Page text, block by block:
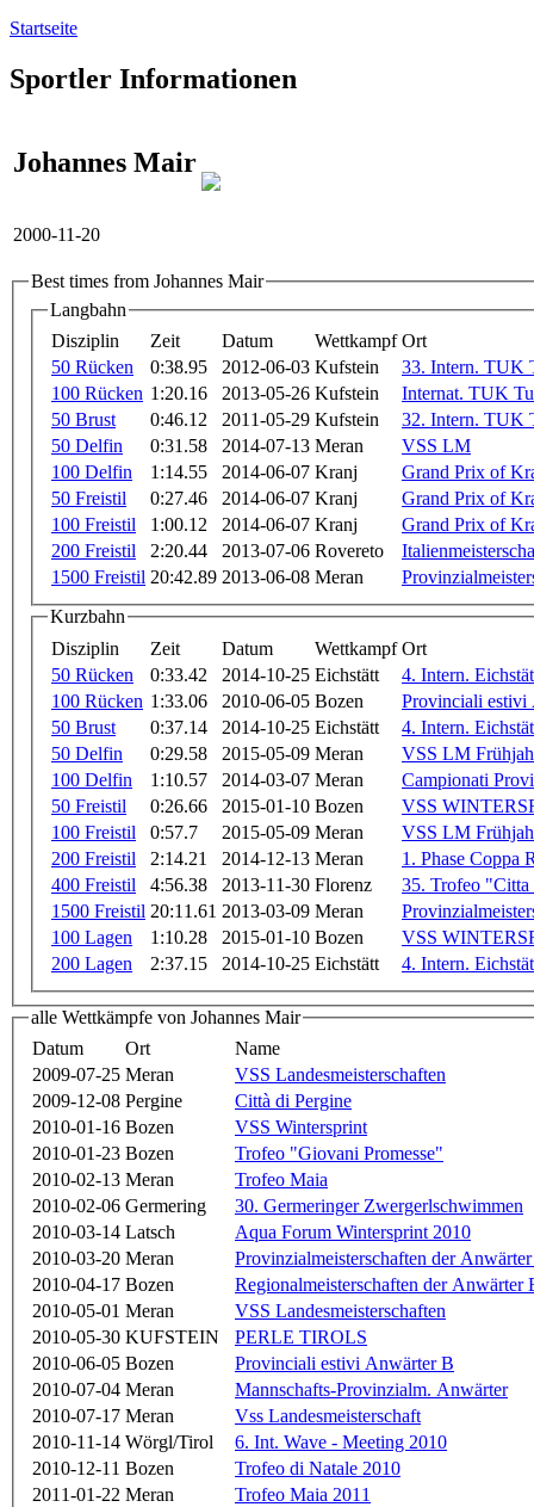
Startseite
Sportler Informationen
Johannes Mair
2000-11-20
Best times from Johannes Mair
Langbahn
Disziplin
Zeit Datum Wettkampf Ort
50 Rücken
0:38.95 2012-06-03 Kufstein
33. Intern. TUK
100 Rücken 1:20.16 2013-05-26 Kufstein
Internat. TUK
50 Brust
0:46.12 2011-05-29 Kufstein
32. Intern. TUK
50 Delfin
0:31.58 2014-07-13 Meran
VSS LM
100 Delfin
1:14.55 2014-06-07 Kranj
Grand Prix of
50 Freistil
0:27.46 2014-06-07 Kranj
Grand Prix of
100 Freistil
1:00.12 2014-06-07 Kranj
Grand Prix of
200 Freistil
2:20.44 2013-07-06 Rovereto
1500 Freistil 20:42.89 2013-06-08 Meran
Kurzbahn
Disziplin
Zeit Datum Wettkampf Ort
50 Rücken
0:33.42 2014-10-25 Eichstätt
4. Intern.
100 Rücken 1:33.06 2010-06-05 Bozen
Provinciali estivi
50 Brust
0:37.14 2014-10-25 Eichstätt
4. Intern.
50 Delfin
0:29.58 2015-05-09 Meran
VSS LM
100 Delfin
1:10.57 2014-03-07 Meran
Campionati
50 Freistil
0:26.66 2015-01-10 Bozen
VSS
100 Freistil
0:57.7 2015-05-09 Meran
VSS LM
200 Freistil
2:14.21 2014-12-13 Meran
1. Phase Coppa
400 Freistil
4:56.38 2013-11-30 Florenz
35. Trofeo
1500 Freistil 20:11.61 2013-03-09 Meran
100 Lagen
1:10.28 2015-01-10 Bozen
VSS
200 Lagen
2:37.15 2014-10-25 Eichstätt 4. Intern.
alle Wettkämpfe von Johannes Mair
Datum
Ort
Name
2009-07-25 Meran
VSS Landesmeisterschaften
2009-12-08 Pergine
Città di Pergine
2010-01-16 Bozen
VSS Wintersprint
2010-01-23 Bozen
Trofeo "Giovani Promesse"
2010-02-13 Meran
Trofeo Maia
2010-02-06 Germering
30. Germeringer Zwergerlschwimmen
2010-03-14 Latsch
Aqua Forum Wintersprint 2010
2010-03-20 Meran
Provinzialmeisterschaften der
2010-04-17 Bozen
Regionalmeisterschaften der Anwärter
2010-05-01 Meran
VSS Landesmeisterschaften
2010-05-30 KUFSTEIN
PERLE TIROLS
2010-06-05 Bozen
Provinciali estivi Anwärter B
2010-07-04 Meran
Mannschafts-Provinzialm. Anwärter
2010-07-17 Meran
Vss Landesmeisterschaft
2010-11-14 Wörgl/Tirol
6. Int. Wave - Meeting 2010
2010-12-11 Bozen
Trofeo di Natale 2010
2011-01-22 Meran
Trofeo Maia 2011